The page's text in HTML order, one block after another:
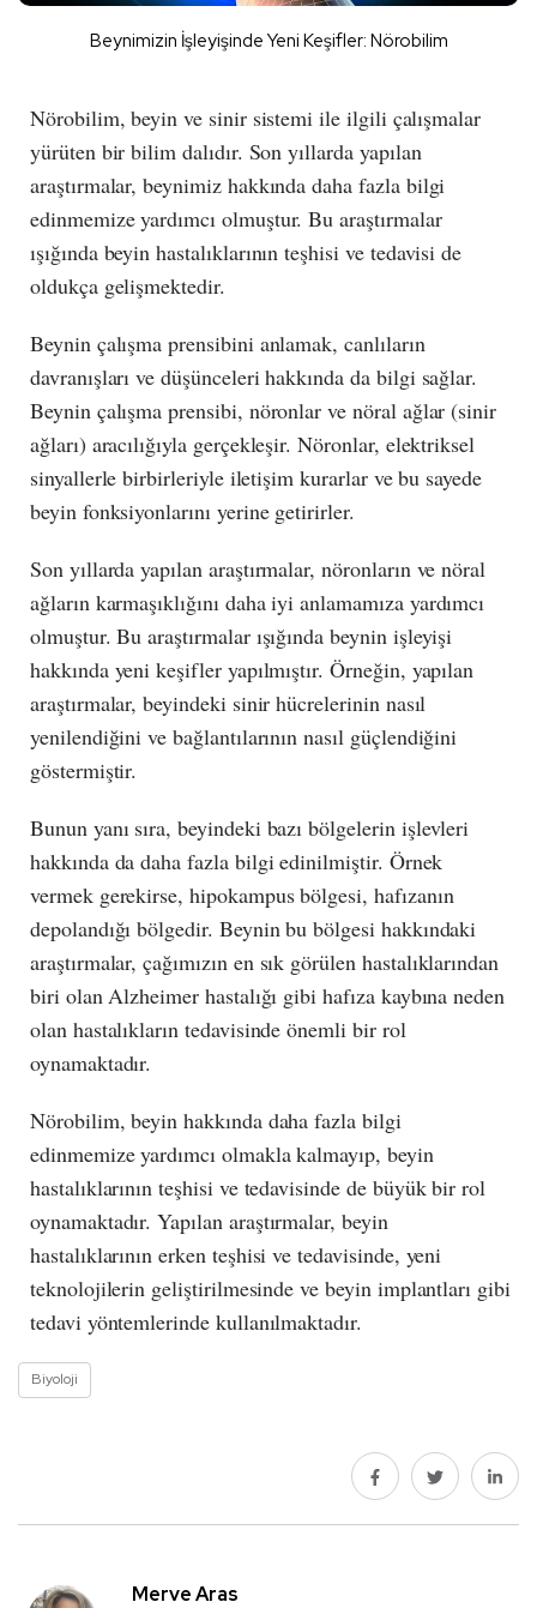
Beynimizin İşleyişinde Yeni Keşifler: Nörobilim
Nörobilim, beyin ve sinir sistemi ile ilgili çalışmalar
yürüten bir bilim dalıdır. Son yıllarda yapılan
araştırmalar, beynimiz hakkında daha fazla bilgi
edinmemize yardımcı olmuştur. Bu araştırmalar
ışığında beyin hastalıklarının teşhisi ve tedavisi de
oldukça gelişmektedir.
Beynin çalışma prensibini anlamak, canlıların
davranışları ve düşünceleri hakkında da bilgi sağlar.
Beynin çalışma prensibi, nöronlar ve nöral ağlar (sinir
ağları) aracılığıyla gerçekleşir. Nöronlar, elektriksel
sinyallerle birbirleriyle iletişim kurarlar ve bu sayede
beyin fonksiyonlarını yerine getirirler.
Son yıllarda yapılan araştırmalar, nöronların ve nöral
ağların karmaşıklığını daha iyi anlamamıza yardımcı
olmuştur. Bu araştırmalar ışığında beynin işleyişi
hakkında yeni keşifler yapılmıştır. Örneğin, yapılan
araştırmalar, beyindeki sinir hücrelerinin nasıl
yenilendiğini ve bağlantılarının nasıl güçlendiğini
göstermiştir.
Bunun yanı sıra, beyindeki bazı bölgelerin işlevleri
hakkında da daha fazla bilgi edinilmiştir. Örnek
vermek gerekirse, hipokampus bölgesi, hafızanın
depolandığı bölgedir. Beynin bu bölgesi hakkındaki
araştırmalar, çağımızın en sık görülen hastalıklarından
biri olan Alzheimer hastalığı gibi hafıza kaybına neden
olan hastalıkların tedavisinde önemli bir rol
oynamaktadır.
Nörobilim, beyin hakkında daha fazla bilgi
edinmemize yardımcı olmakla kalmayıp, beyin
hastalıklarının teşhisi ve tedavisinde de büyük bir rol
oynamaktadır. Yapılan araştırmalar, beyin
hastalıklarının erken teşhisi ve tedavisinde, yeni
teknolojilerin geliştirilmesinde ve beyin implantları gibi
tedavi yöntemlerinde kullanılmaktadır.
Biyoloji
Merve Aras